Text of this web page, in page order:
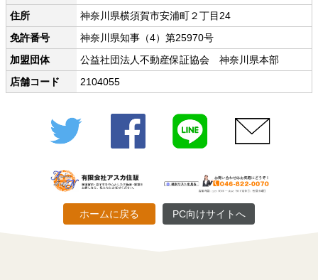
住所
神奈川県横須賀市安浦町２丁目24
免許番号
神奈川県知事（4）第25970号
加盟団体
公益社団法人不動産保証協会 神奈川県本部
店舗コード
2104055
Twitter Facebook
ホームに戻る PC向けサイトへ